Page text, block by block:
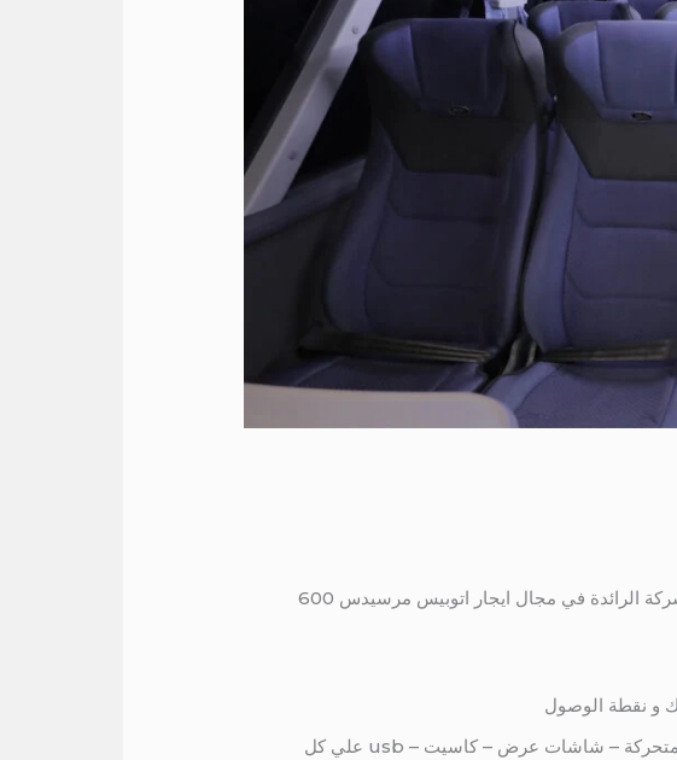
مرسيدس 600 لانتقلات والسياحة في قاهرة تعتبر شركة المصرية ليموزين هي الشركة الرائدة في مجال ايجار اتوبيس مرسيدس 600
يتميز باص مرسيدس 600 بوجود به حمام – ستائر قوية عازلة للشمس – تكيف ممتاز – كراسي متحركة – شاشات عرض – كاسيت – usb علي كل